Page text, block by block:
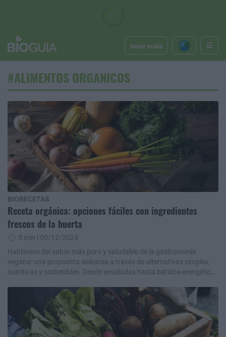
Iniciar sesión
#ALIMENTOS ORGANICOS
BIORECETAS
Receta orgánica: opciones fáciles con ingredientes
frescos de la huerta
3 min | 09/12/2024
Hablamos del sabor más puro y saludable de la gastronomía
vegana: una propuesta deliciosa a través de alternativas simples,
nutritivas y sostenibles. Desde ensaladas hasta batidos energéticos